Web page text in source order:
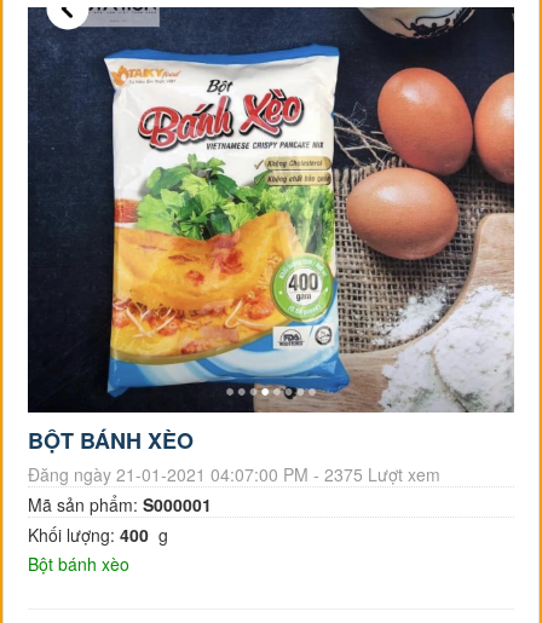
BỘT BÁNH XÈO
Đăng ngày 21-01-2021 04:07:00 PM - 2375 Lượt xem
Mã sản phẩm:S000001
Khối lượng:400 g
Bột bánh xèo